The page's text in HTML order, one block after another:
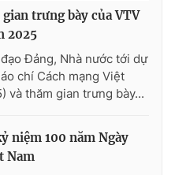
trưng bày của VTV
2025
Đảng, Nhà nước tới dự
chí Cách mạng Việt
và thăm gian trưng bày...
niệm 100 năm Ngày
Nam